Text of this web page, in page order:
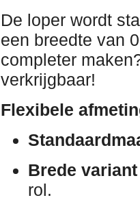
De loper wordt
een breedte van
completer
verkrijgbaar!
Flexibele
Brede
rol.